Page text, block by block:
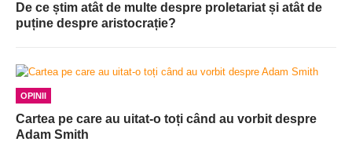
De ce știm atât de multe despre proletariat și atât de
puține despre aristocrație?
OPINII
Cartea pe care au uitat-o toți când au vorbit despre
Adam Smith